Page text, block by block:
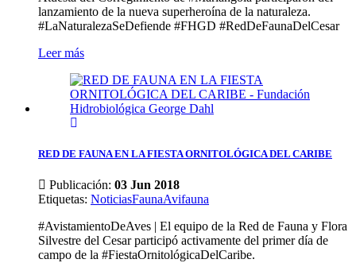
lanzamiento de la nueva superheroína de la naturaleza.
#LaNaturalezaSeDefiende #FHGD #RedDeFaunaDelCesar
Leer más
RED DE FAUNA EN LA FIESTA ORNITOLÓGICA DEL CARIBE
Publicación: 03 Jun 2018
Etiquetas: NoticiasFaunaAvifauna
#AvistamientoDeAves | El equipo de la Red de Fauna y Flora
Silvestre del Cesar participó activamente del primer día de
campo de la #FiestaOrnitológicaDelCaribe.